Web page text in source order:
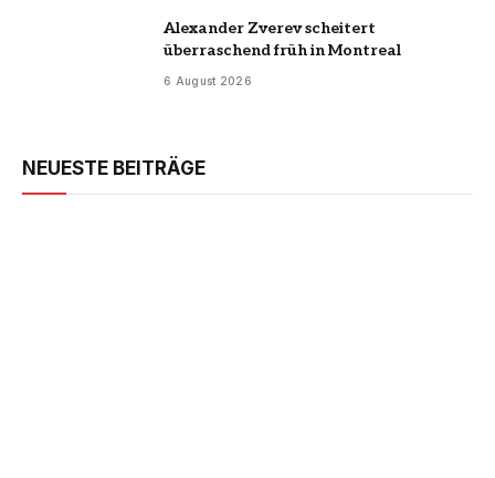
Alexander Zverev scheitert
überraschend früh in Montreal
6 August 2026
NEUESTE BEITRÄGE